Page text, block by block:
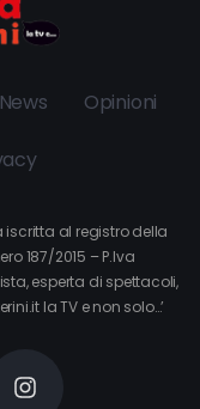
News Opinioni
al registro della
187/2015 – P.Iva
esperta di spettacoli,
la TV e non solo…’